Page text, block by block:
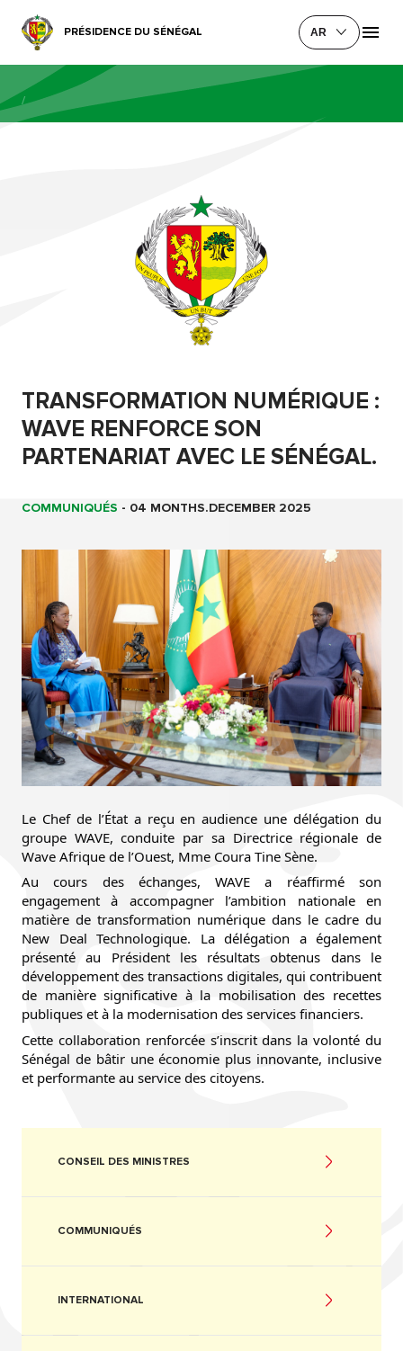
PRÉSIDENCE DU SÉNÉGAL AR
/
TRANSFORMATION NUMÉRIQUE :
WAVE RENFORCE SON
PARTENARIAT AVEC LE SÉNÉGAL.
COMMUNIQUÉS - 04 MONTHS.DECEMBER 2025
Le Chef de l’État a reçu en audience une délégation du
groupe WAVE, conduite par sa Directrice régionale de
Wave Afrique de l’Ouest, Mme Coura Tine Sène.
Au cours des échanges, WAVE a réaffirmé son
engagement à accompagner l’ambition nationale en
matière de transformation numérique dans le cadre du
New Deal Technologique. La délégation a également
présenté au Président les résultats obtenus dans le
développement des transactions digitales, qui contribuent
de manière significative à la mobilisation des recettes
publiques et à la modernisation des services financiers.
Cette collaboration renforcée s’inscrit dans la volonté du
Sénégal de bâtir une économie plus innovante, inclusive
et performante au service des citoyens.
CONSEIL DES MINISTRES
COMMUNIQUÉS
INTERNATIONAL